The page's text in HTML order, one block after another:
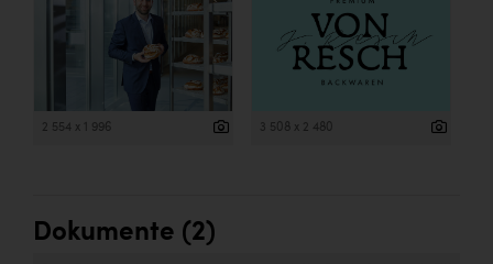
2 554 x 1 996 3 508 x 2 480
Dokumente (2)